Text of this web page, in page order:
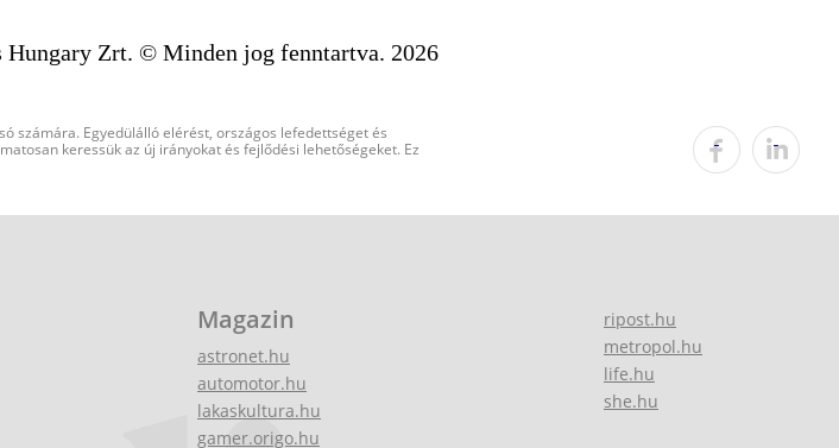
Hungary Zrt. © Minden jog fenntartva. 2026
számára. Egyedülálló elérést, országos lefedettséget és
keressük az új irányokat és fejlődési lehetőségeket. Ez
Magazin
astronet.hu
automotor.hu
lakaskultura.hu
gamer.origo.hu
ripost.hu
metropol.hu
life.hu
she.hu